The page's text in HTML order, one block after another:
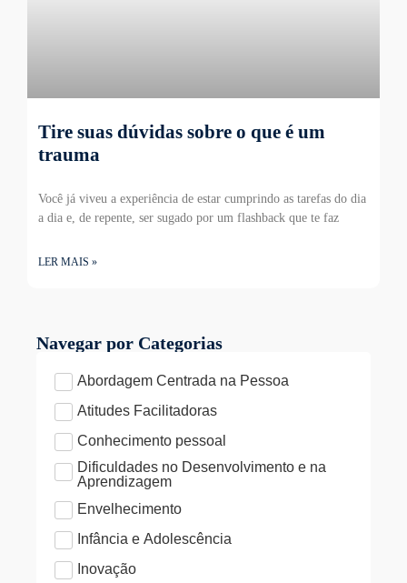
Tire suas dúvidas sobre o que é um
trauma
Você já viveu a experiência de estar cumprindo as tarefas do dia
a dia e, de repente, ser sugado por um flashback que te faz
LER MAIS »
Navegar por Categorias
Abordagem Centrada na Pessoa
Atitudes Facilitadoras
Conhecimento pessoal
Dificuldades no Desenvolvimento e na
Aprendizagem
Envelhecimento
Infância e Adolescência
Inovação